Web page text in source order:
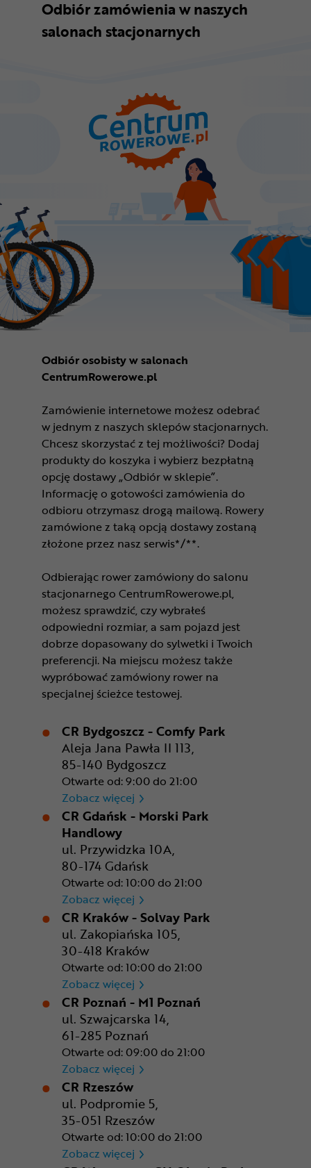
Odbiór zamówienia w naszych
salonach stacjonarnych
Odbiór osobisty w salonach
CentrumRowerowe.pl
Zamówienie internetowe możesz odebrać
w jednym z naszych sklepów stacjonarnych.
Chcesz skorzystać z tej możliwości? Dodaj
produkty do koszyka i wybierz bezpłatną
opcję dostawy „Odbiór w sklepie”.
Informację o gotowości zamówienia do
odbioru otrzymasz drogą mailową. Rowery
zamówione z taką opcją dostawy zostaną
złożone przez nasz serwis*/**.
Odbierając rower zamówiony do salonu
stacjonarnego CentrumRowerowe.pl,
możesz sprawdzić, czy wybrałeś
odpowiedni rozmiar, a sam pojazd jest
dobrze dopasowany do sylwetki i Twoich
preferencji. Na miejscu możesz także
wypróbować zamówiony rower na
specjalnej ścieżce testowej.
CR Bydgoszcz - Comfy Park
Aleja Jana Pawła II 113,
85-140 Bydgoszcz
Otwarte od: 9:00 do 21:00
Zobacz więcej CR Bydgoszcz - Comfy Park
CR Gdańsk - Morski Park
Handlowy
ul. Przywidzka 10A,
80-174 Gdańsk
Otwarte od: 10:00 do 21:00
Zobacz więcej CR Gdańsk - Morski Park
CR Kraków - Solvay Park
ul. Zakopiańska 105,
30-418 Kraków
Otwarte od: 10:00 do 21:00
Zobacz więcej CR Kraków - Solvay Park
CR Poznań - M1 Poznań
ul. Szwajcarska 14,
61-285 Poznań
Otwarte od: 09:00 do 21:00
Zobacz więcej CR Poznań - M1 Poznań
CR Rzeszów
ul. Podpromie 5,
35-051 Rzeszów
Otwarte od: 10:00 do 21:00
Zobacz więcej CR Rzeszów